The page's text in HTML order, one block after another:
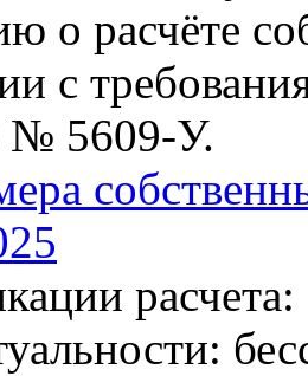
о расчёте
с
№ 5609-У.